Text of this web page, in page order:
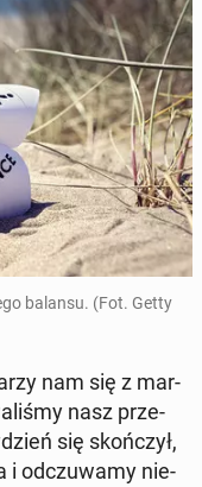
balansu. (Fot. Getty
nam się z mar­
nasz prze­
się skoń­czył,
i od­czu­wa­my nie­